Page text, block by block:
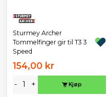
Sturmey Archer
Tommelfinger gir til T3 3
Speed
154,00 kr
- + Kjøp